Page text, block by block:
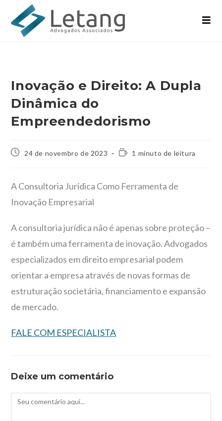
Inovação e Direito: A Dupla
Dinâmica do
Empreendedorismo
24 de novembro de 2023 1 minuto de leitura
A Consultoria Jurídica Como Ferramenta de
Inovação Empresarial
A consultoria jurídica não é apenas sobre proteção –
é também uma ferramenta de inovação. Advogados
especializados em direito empresarial podem
orientar a empresa através de novas formas de
estruturação societária, financiamento e expansão
de mercado.
FALE COM ESPECIALISTA
Deixe um comentário